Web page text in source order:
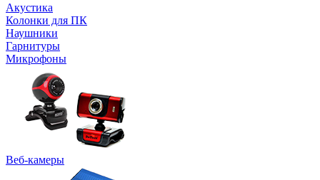
Акустика
Колонки для ПК
Наушники
Гарнитуры
Микрофоны
Веб-камеры